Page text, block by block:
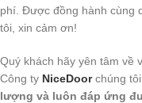
phí. Được đồng hành cùng
tôi, xin cảm ơn!
Quý khách hãy yên tâm về
Công ty NiceDoorchúng
lượng và luôn đáp ứng